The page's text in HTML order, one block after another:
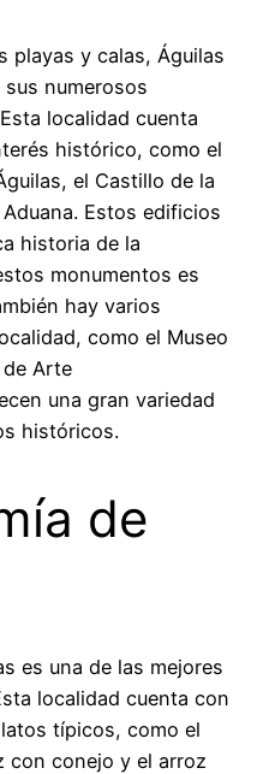
playas y calas, Águilas
numerosos
localidad cuenta
histórico, como el
el Castillo de la
Estos edificios
historia de la
monumentos es
hay varios
como el Museo
Arte
una gran variedad
históricos.
de
es una de las mejores
localidad cuenta con
típicos, como el
con conejo y el arroz